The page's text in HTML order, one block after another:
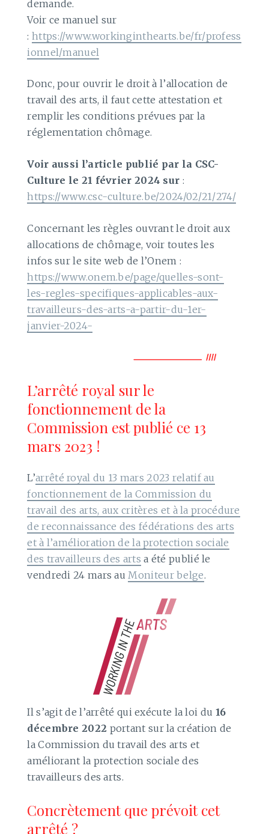
demande.
Voir ce manuel sur
: https://www.workinginthearts.be/fr/profess
ionnel/manuel
Donc, pour ouvrir le droit à l’allocation de
travail des arts, il faut cette attestation et
remplir les conditions prévues par la
réglementation chômage.
Voir aussi l’article publié par la CSC-
Culture le 21 février 2024 sur :
https://www.csc-culture.be/2024/02/21/274/
Concernant les règles ouvrant le droit aux
allocations de chômage, voir toutes les
infos sur le site web de l’Onem :
https://www.onem.be/page/quelles-sont-
les-regles-specifiques-applicables-aux-
travailleurs-des-arts-a-partir-du-1er-
janvier-2024-
L’arrêté royal sur le
fonctionnement de la
Commission est publié ce 13
mars 2023 !
L’arrêté royal du 13 mars 2023 relatif au
fonctionnement de la Commission du
travail des arts, aux critères et à la procédure
de reconnaissance des fédérations des arts
et à l’amélioration de la protection sociale
des travailleurs des arts a été publié le
vendredi 24 mars au Moniteur belge.
Il s’agit de l’arrêté qui exécute la loi du 16
décembre 2022 portant sur la création de
la Commission du travail des arts et
améliorant la protection sociale des
travailleurs des arts.
Concrètement que prévoit cet
arrêté ?